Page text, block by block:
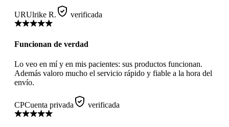
URUlrike R. verificada
Funcionan de verdad
Lo veo en mí y en mis pacientes: sus productos funcionan.
Además valoro mucho el servicio rápido y fiable a la hora del
envío.
CPCuenta privada verificada